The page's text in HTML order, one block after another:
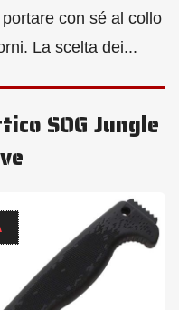
con sé al collo
La scelta dei...
SOG Jungle